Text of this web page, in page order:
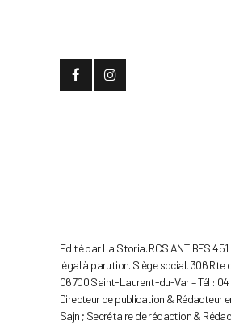
Edité par La Storia. RCS ANTIBES
légal à parution. Siège social, 306 Rte
06700 Saint-Laurent-du-Var – Tél : 04
Directeur de publication & Rédacteur
Sajn ; Secrétaire de rédaction &